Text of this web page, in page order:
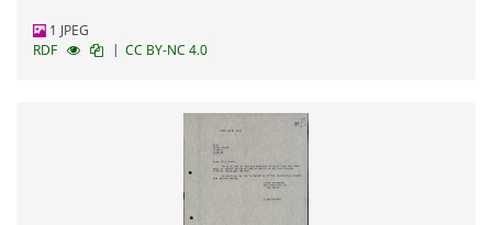
1 JPEG
RDF
| CC BY-NC 4.0